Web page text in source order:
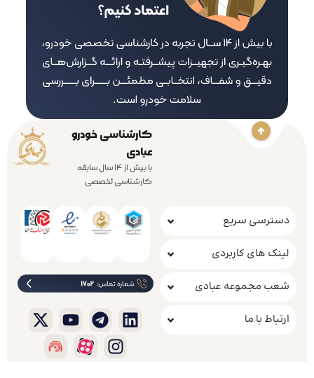
کارشناسی خودرو
عبادی
با بیش از 14 سال سابقه
کارشناسی تخصصی
دسترسی سریع
لینک های کاربردی
شعب مجموعه عبادی
ارتباط با ما